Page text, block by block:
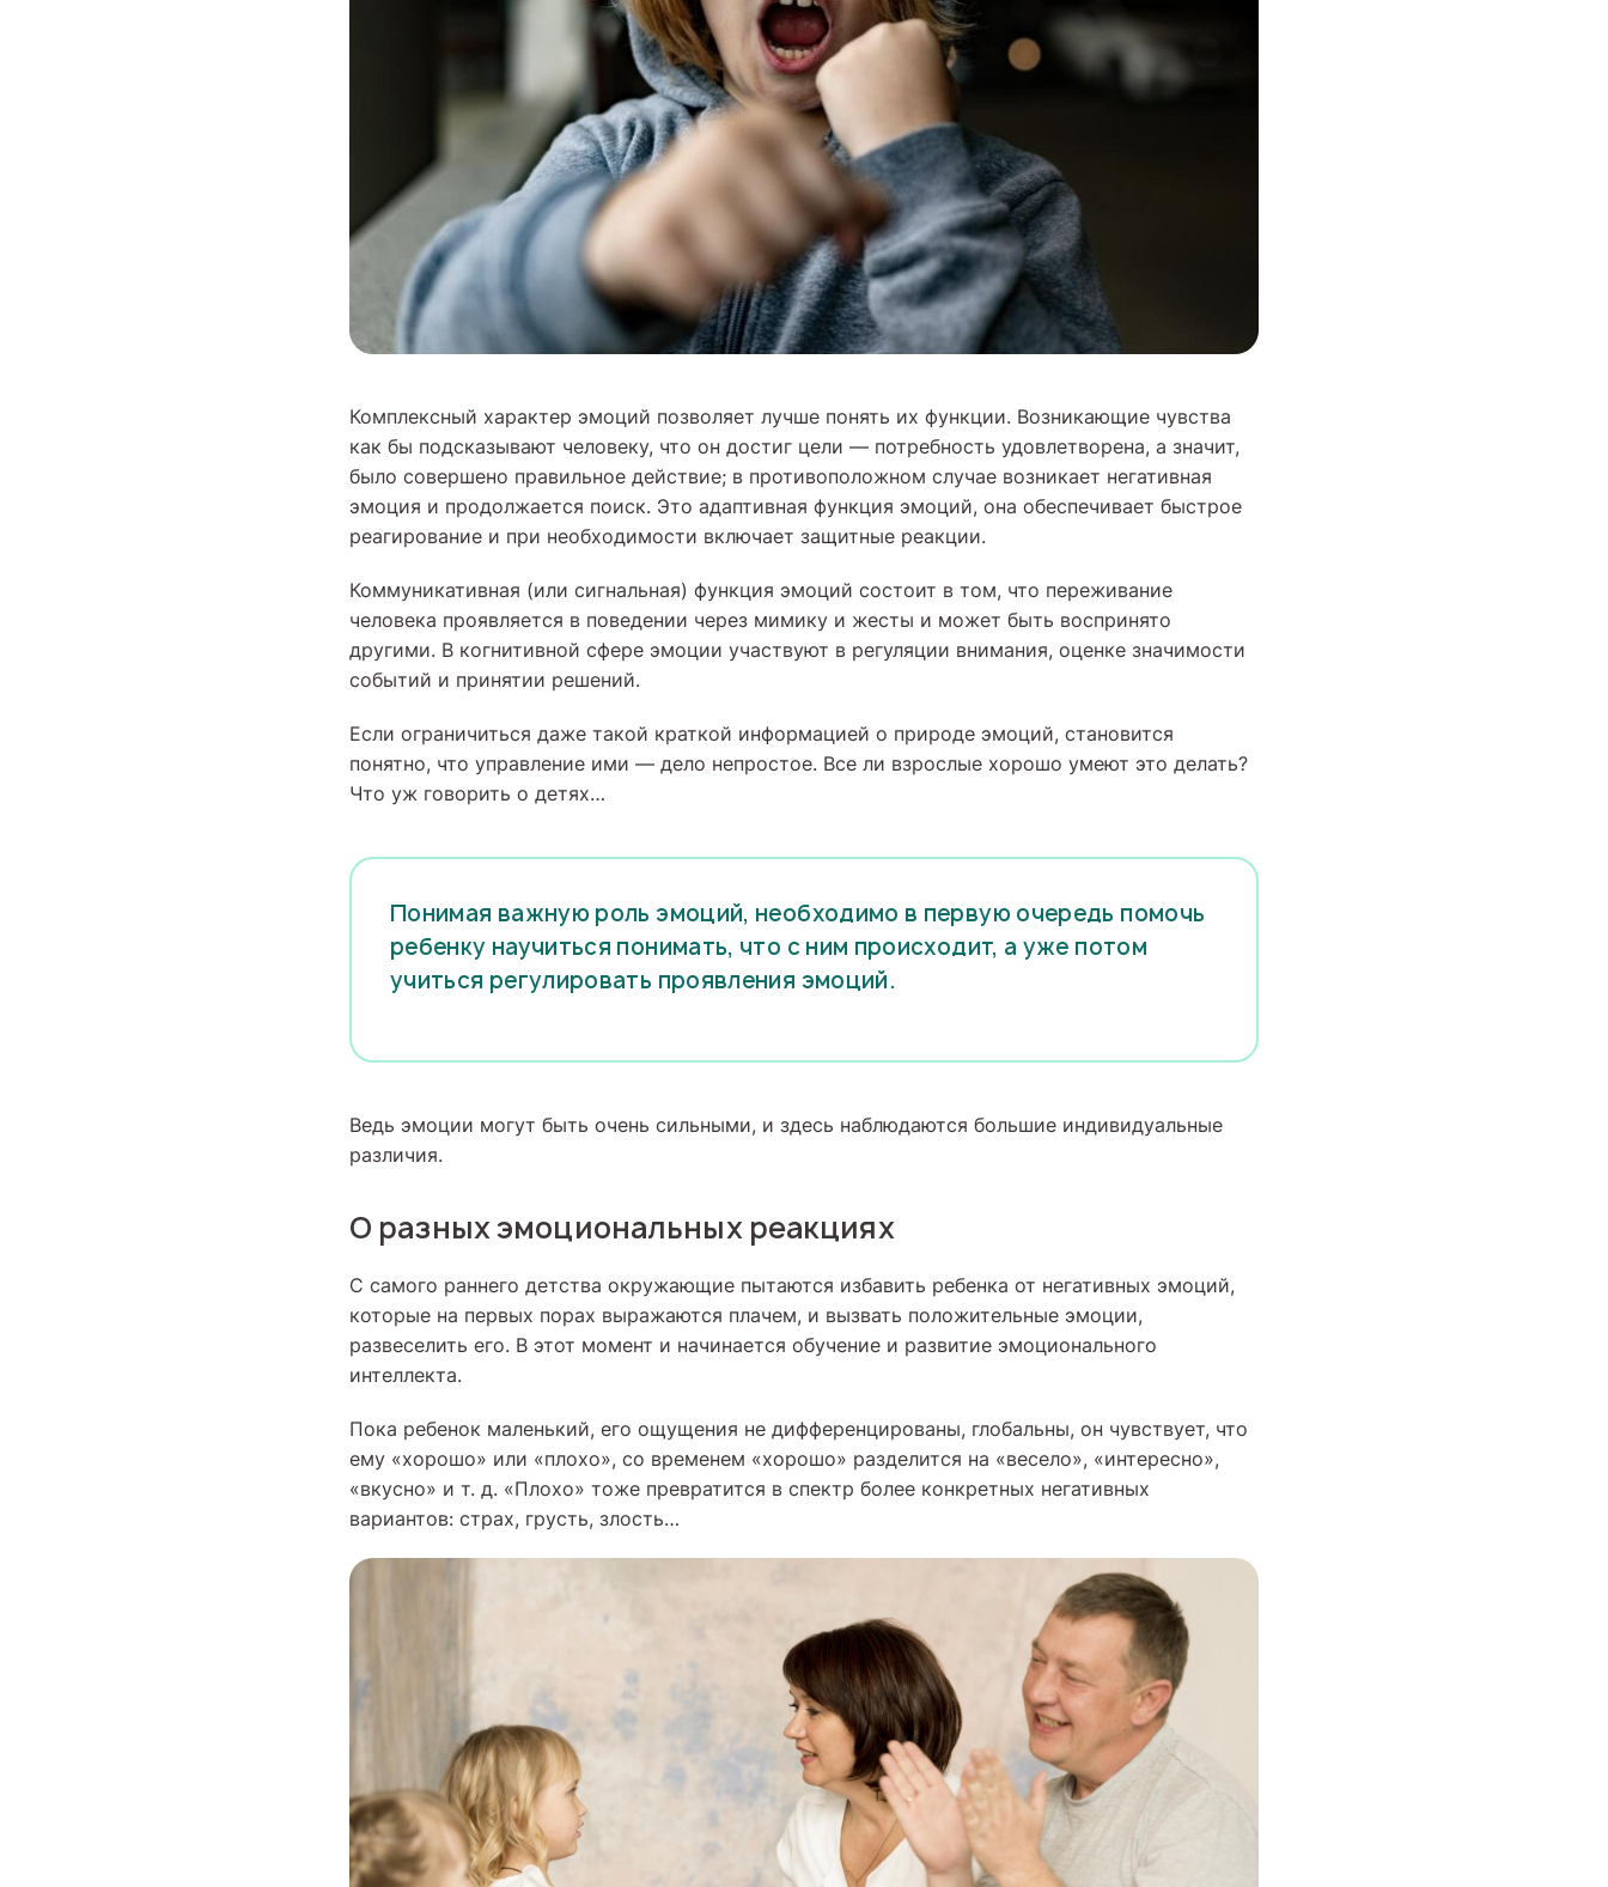
Комплексный характер эмоций позволяет лучше понять их функции. Возникающие чувства
как бы подсказывают человеку, что он достиг цели — потребность удовлетворена, а значит,
было совершено правильное действие; в противоположном случае возникает негативная
эмоция и продолжается поиск. Это адаптивная функция эмоций, она обеспечивает быстрое
реагирование и при необходимости включает защитные реакции.
Коммуникативная (или сигнальная) функция эмоций состоит в том, что переживание
человека проявляется в поведении через мимику и жесты и может быть воспринято
другими. В когнитивной сфере эмоции участвуют в регуляции внимания, оценке значимости
событий и принятии решений.
Если ограничиться даже такой краткой информацией о природе эмоций, становится
понятно, что управление ими — дело непростое. Все ли взрослые хорошо умеют это делать?
Что уж говорить о детях…
Понимая важную роль эмоций, необходимо в первую очередь помочь
ребенку научиться понимать, что с ним происходит, а уже потом
учиться регулировать проявления эмоций.
Ведь эмоции могут быть очень сильными, и здесь наблюдаются большие индивидуальные
различия.
О разных эмоциональных реакциях
С самого раннего детства окружающие пытаются избавить ребенка от негативных эмоций,
которые на первых порах выражаются плачем, и вызвать положительные эмоции,
развеселить его. В этот момент и начинается обучение и развитие эмоционального
интеллекта.
Пока ребенок маленький, его ощущения не дифференцированы, глобальны, он чувствует, что
ему «хорошо» или «плохо», со временем «хорошо» разделится на «весело», «интересно»,
«вкусно» и т. д. «Плохо» тоже превратится в спектр более конкретных негативных
вариантов: страх, грусть, злость…